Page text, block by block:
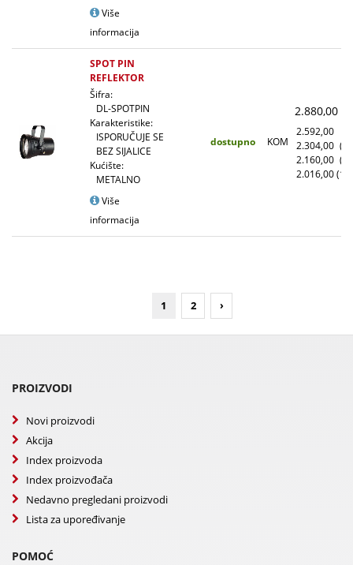
Više
informacija
SPOT PIN
REFLEKTOR
Šifra:
DL-SPOTPIN
Karakteristike:
ISPORUČUJE SE
BEZ SIJALICE
Kućište:
METALNO
Više
informacija
dostupno KOM
2.880,00
2.592,00
2.304,00
2.160,00
2.016,00
1 2 ›
PROIZVODI
Novi proizvodi
Akcija
Index proizvoda
Index proizvođača
Nedavno pregledani proizvodi
Lista za upoređivanje
POMOĆ